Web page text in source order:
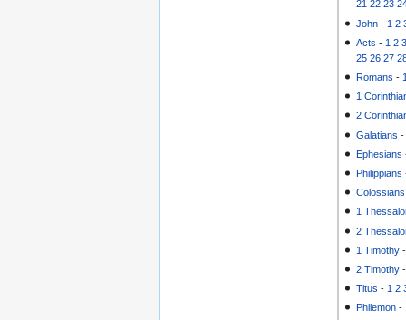
21 22 23
John - 1 2
Acts - 1 2
25 26 27
Romans -
1
2
Galatians
Ephesians
Philippians
Colossians
1
2
1 Timothy
2 Timothy
Titus - 1 2
Philemon -